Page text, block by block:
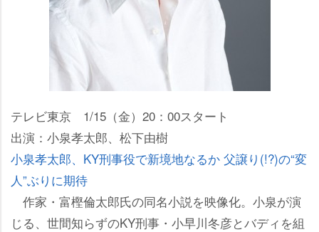
テレビ東京 1/15（金）20：00スタート
出演：小泉孝太郎、松下由樹
小泉孝太郎、KY刑事役で新境地なるか 父譲り(!?)の“変
人”ぶりに期待
作家・富樫倫太郎氏の同名小説を映像化。小泉が演
じる、世間知らずのKY刑事・小早川冬彦とバディを組